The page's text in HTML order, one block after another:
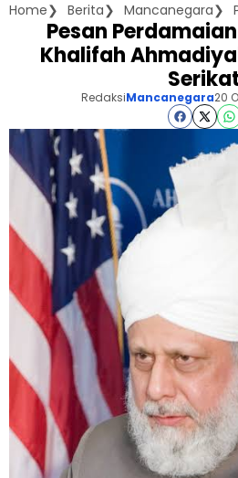
Home Berita Mancanegara
Pesan
Khalifah
RedaksiMancanegara20